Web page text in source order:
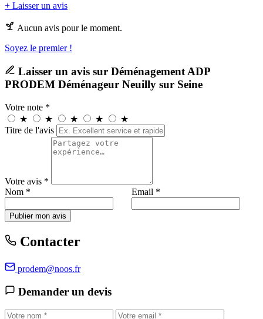
+ Laisser un avis
Aucun avis pour le moment.
Soyez le premier !
Laisser un avis sur Déménagement ADP
PRODEM Déménageur Neuilly sur Seine
Votre note *
★
★ ★ ★
★
Titre de l'avis
Votre avis *
Nom *
Email *
Publier mon avis
Contacter
prodem@noos.fr
Demander un devis